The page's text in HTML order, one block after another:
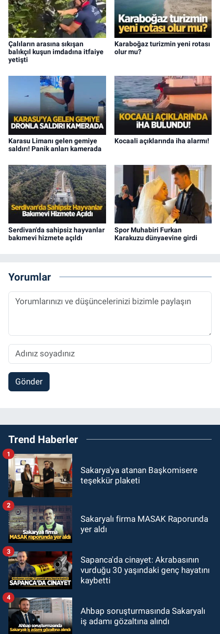
Çalıların arasına sıkışan
balıkçıl kuşun imdadına itfaiye
yetişti
Karaboğaz turizmin yeni rotası
olur mu?
Karasu Limanı gelen gemiye
saldırı! Panik anları kamerada
Kocaali açıklarında iha alarmı!
Serdivan'da sahipsiz hayvanlar
bakımevi hizmete açıldı
Spor Muhabiri Furkan
Karakuzu dünyaevine girdi
Yorumlar
Gönder
Trend Haberler
Sakarya'ya atanan Başkomisere
teşekkür plaketi
1
Sakaryalı firma MASAK Raporunda
yer aldı
2
Sapanca'da cinayet: Akrabasının
vurduğu 30 yaşındaki genç hayatını
kaybetti
3
Ahbap soruşturmasında Sakaryalı
iş adamı gözaltına alındı
4